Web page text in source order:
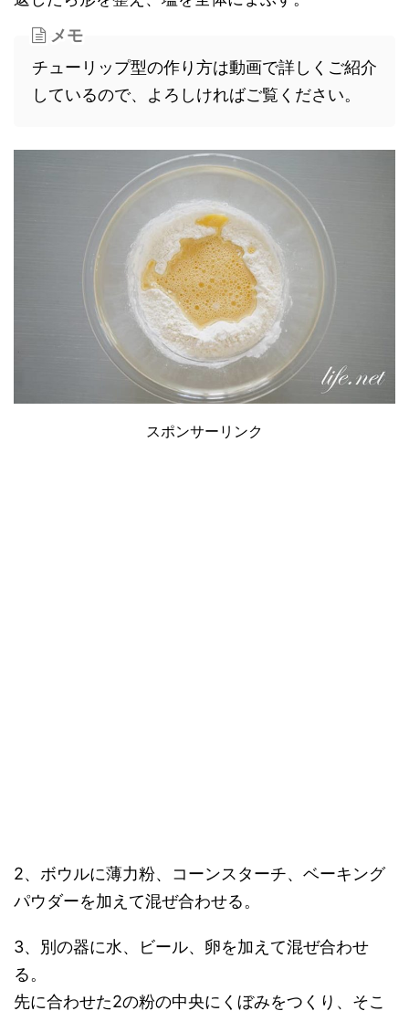
メモ
チューリップ型の作り方は動画で詳しくご紹介
しているので、よろしければご覧ください。
スポンサーリンク
2、ボウルに薄力粉、コーンスターチ、ベーキング
パウダーを加えて混ぜ合わせる。
3、別の器に水、ビール、卵を加えて混ぜ合わせ
る。
先に合わせた2の粉の中央にくぼみをつくり、そこ